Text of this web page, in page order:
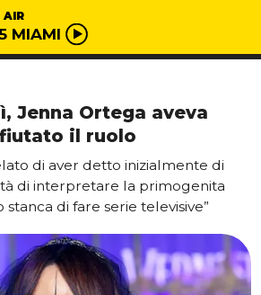
AIR
MIAMI
Jenna Ortega aveva
il ruolo
di aver detto inizialmente di
di interpretare la primogenita
stanca di fare serie televisive”